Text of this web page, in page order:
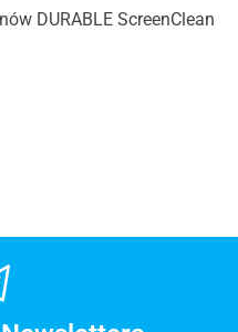
DURABLE ScreenClean